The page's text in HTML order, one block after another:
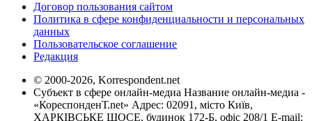
Договор пользования сайтом
Политика в сфере конфиденциальности и персональных
данных
Пользовательское соглашение
Редакция
© 2000-2026, Korrespondent.net
Субъект в сфере онлайн-медиа Название онлайн-медиа -
«КореспонденТ.net» Адрес: 02091, місто Київ,
ХАРКІВСЬКЕ ШОСЕ, будинок 172-Б, офіс 208/1 E-mail: